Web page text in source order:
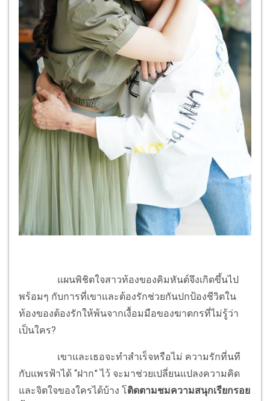
แผนพิชิตใจสาวท้องของคิมหันต์จึงเกิดขึ้นไป
พร้อมๆ กับการที่เขาและต้องรักช่วยกันปกป้องชีวิตใน
ท้องของต้องรักให้พ้นจากเงื้อมมือของฆาตกรที่ไม่รู้ว่า
เป็นใคร?
เขาและเธอจะทำสำเร็จหรือไม่ ความรักที่นที
กับแพรฟ้าได้ “ฝาก” ไว้ จะมาช่วยเปลี่ยนแปลงความคิด
และจิตใจของใครได้บ้าง โติดตามชมความสนุกเรียกรอย